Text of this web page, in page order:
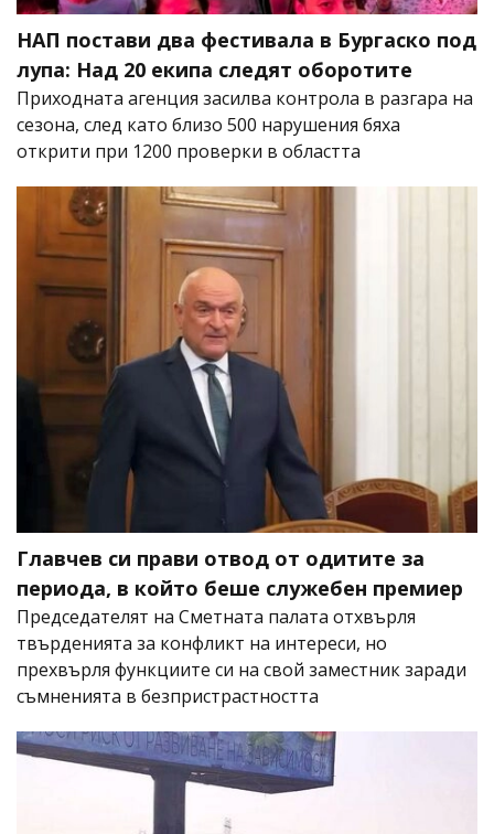
НАП постави два фестивала в Бургаско под
лупа: Над 20 екипа следят оборотите
Приходната агенция засилва контрола в разгара на
сезона, след като близо 500 нарушения бяха
открити при 1200 проверки в областта
Главчев си прави отвод от одитите за
периода, в който беше служебен премиер
Председателят на Сметната палата отхвърля
твърденията за конфликт на интереси, но
прехвърля функциите си на свой заместник заради
съмненията в безпристрастността